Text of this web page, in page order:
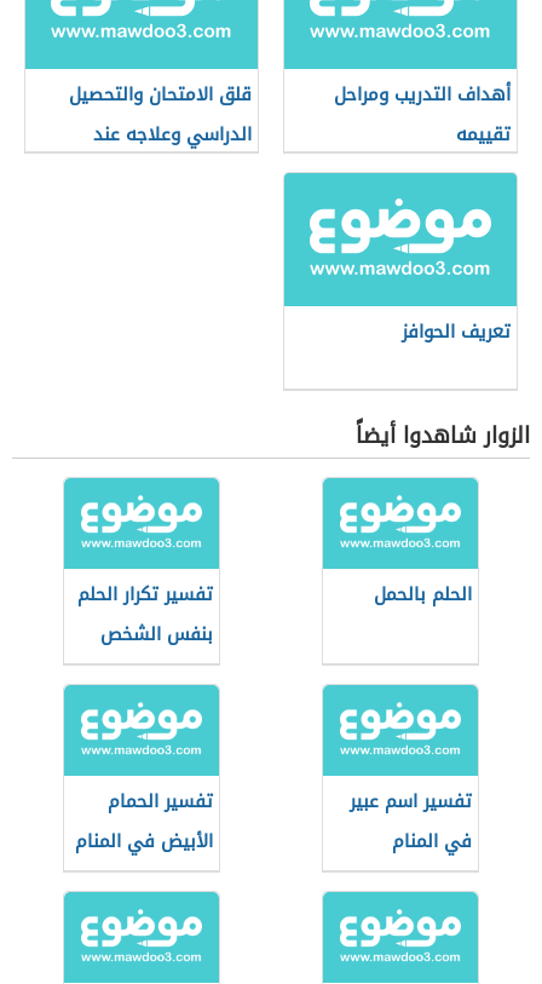
أهداف التدريب ومراحل
تقييمه
قلق الامتحان والتحصيل
الدراسي وعلاجه عند
تعريف الحوافز
الزوار شاهدوا أيضاً
الحلم بالحمل
تفسير تكرار الحلم
بنفس الشخص
تفسير اسم عبير
في المنام
تفسير الحمام
الأبيض في المنام